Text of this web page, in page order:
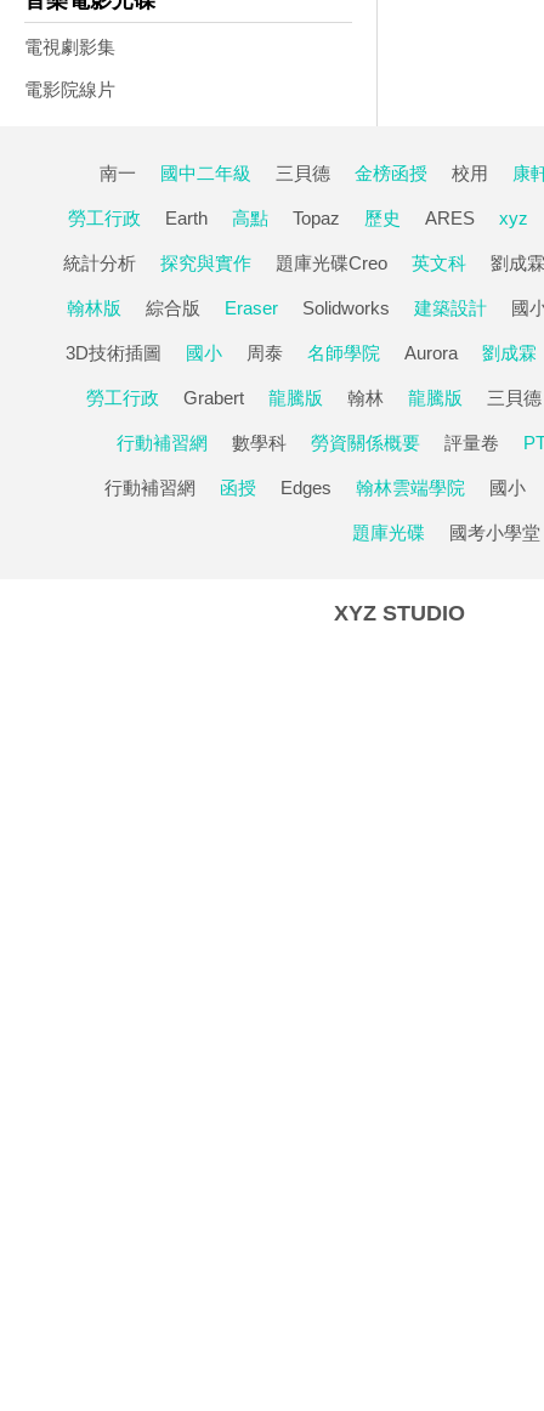
電視劇影集
電影院線片
南一 國中二年級 三貝德 金榜函授 校用 康
勞工行政 Earth 高點 Topaz 歷史 ARES xyz
統計分析 探究與實作 題庫光碟Creo 英文科 劉成霖
翰林版 綜合版 Eraser Solidworks 建築設計 國
3D技術插圖 國小 周泰 名師學院 Aurora 劉成霖
勞工行政 Grabert 龍騰版 翰林 龍騰版 三貝德
行動補習網 數學科 勞資關係概要 評量卷
行動補習網 函授 Edges 翰林雲端學院 國小
題庫光碟 國考小學堂
XYZ STUDIO